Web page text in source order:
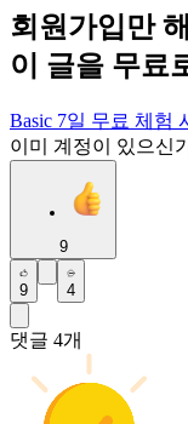
회원가입만
이 글을 무료
Basic 7일 무료 체험
이미 계정이 있으신
9
9 4
댓글 4개